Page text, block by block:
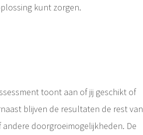
kunt zorgen.
toont aan of jij geschikt of
blijven de resultaten de rest van
doorgroeimogelijkheden. De